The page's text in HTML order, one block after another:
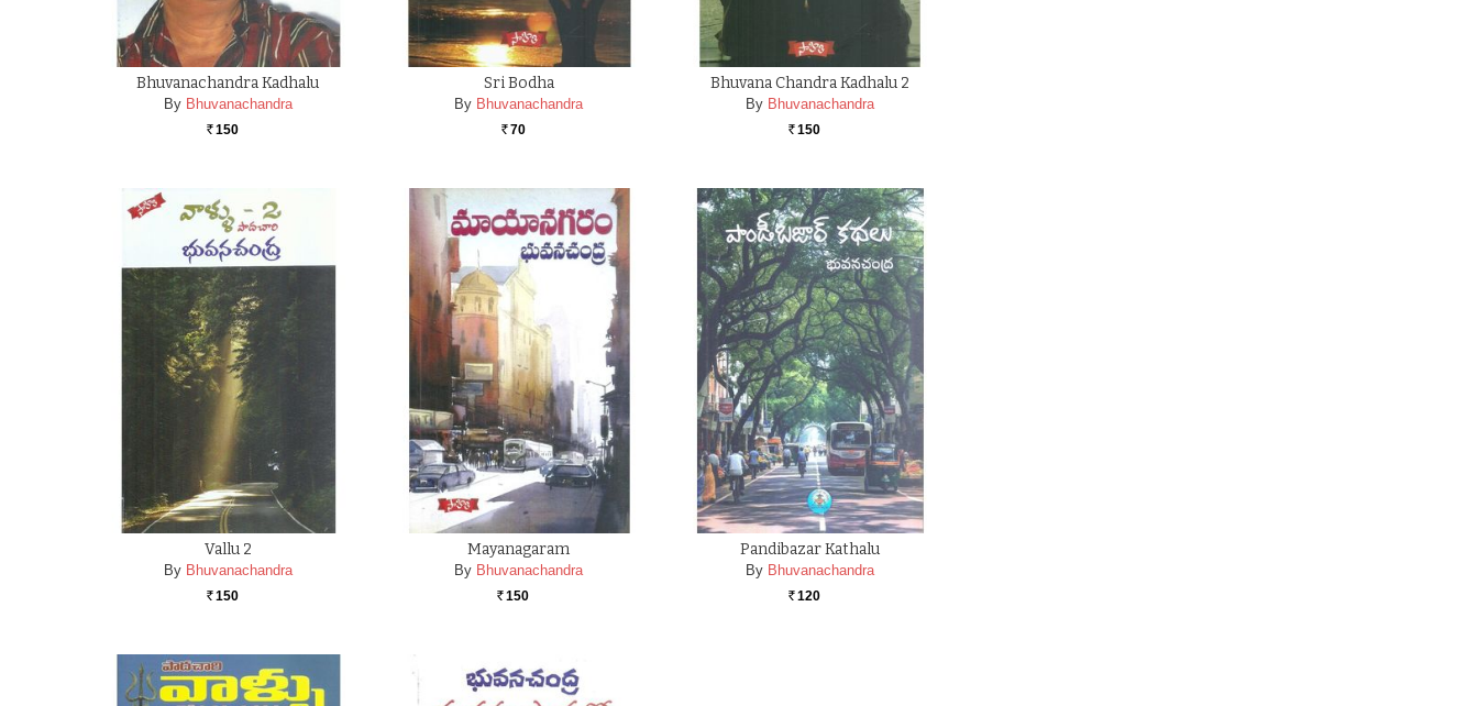
Bhuvanachandra Kadhalu
By Bhuvanachandra
Rs. 150
Sri Bodha
By Bhuvanachandra
Rs. 70
Bhuvana Chandra Kadhalu 2
By Bhuvanachandra
Rs. 150
Vallu 2
By Bhuvanachandra
Rs. 150
Mayanagaram
By Bhuvanachandra
Rs. 150
Pandibazar Kathalu
By Bhuvanachandra
Rs. 120